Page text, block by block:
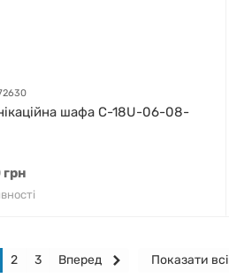
шафа С-18U-06-08-
2 3 Вперед Показати всі